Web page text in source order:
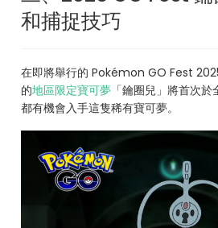
和捕捉技巧
在即將舉行的 Pokémon GO Fest
的地區限定寶可夢 「鑰圈兒」將首次
都有機會入手這隻稀有寶可夢。